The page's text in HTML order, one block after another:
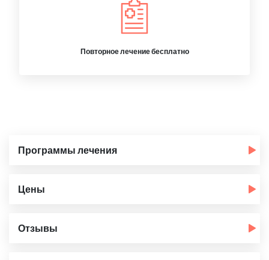
Повторное лечение бесплатно
Программы лечения
Цены
Отзывы